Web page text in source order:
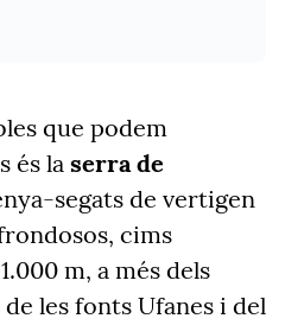
que podem
és la serra de
segats de vertigen
cims
m, a més dels
les fonts Ufanes i del